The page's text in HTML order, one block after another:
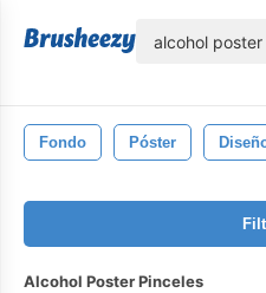
Fondo Póster
Alcohol Poster Pinceles